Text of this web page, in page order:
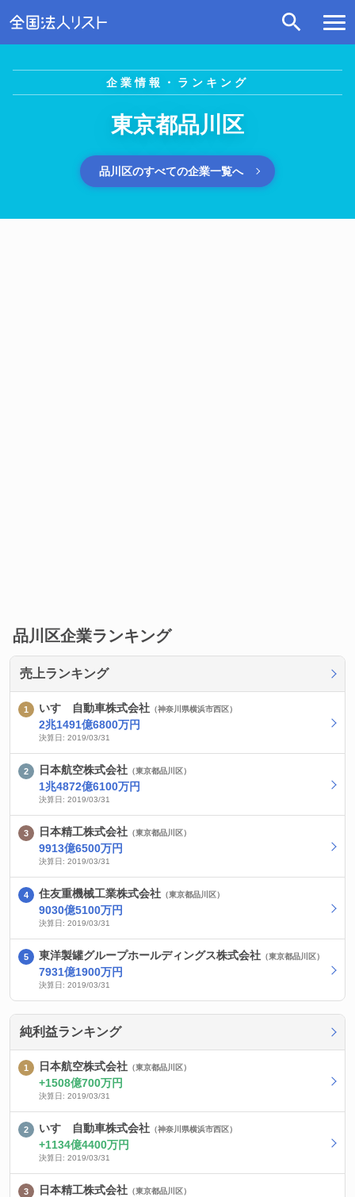
企業情報・ランキング
東京都品川区
品川区のすべての企業一覧へ
品川区企業ランキング
売上ランキング
いすゞ自動車株式会社 （神奈川県横浜市西区）
2兆1491億6800万円
決算日: 2019/03/31
日本航空株式会社 （東京都品川区）
1兆4872億6100万円
決算日: 2019/03/31
日本精工株式会社 （東京都品川区）
9913億6500万円
決算日: 2019/03/31
住友重機械工業株式会社 （東京都品川区）
9030億5100万円
決算日: 2019/03/31
東洋製罐グループホールディングス株式会社 （東京都品川区）
7931億1900万円
決算日: 2019/03/31
純利益ランキング
日本航空株式会社 （東京都品川区）
1508億700万円
決算日: 2019/03/31
いすゞ自動車株式会社 （神奈川県横浜市西区）
1134億4400万円
決算日: 2019/03/31
日本精工株式会社 （東京都品川区）